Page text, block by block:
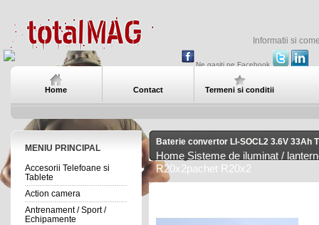
Informatii si
Ne gasiti pe Facebook
Home Contact Termeni si conditii
MENIU PRINCIPAL
Accesorii Telefoane si
Tablete
Action camera
Antrenament / Sport /
Echipamente
Baterie convertor LI-SOCL2 3.6V 33Ah
Home Sisteme de iluminat /
R20x2pachet R20x2